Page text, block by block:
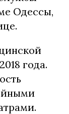
Одессы,
года.